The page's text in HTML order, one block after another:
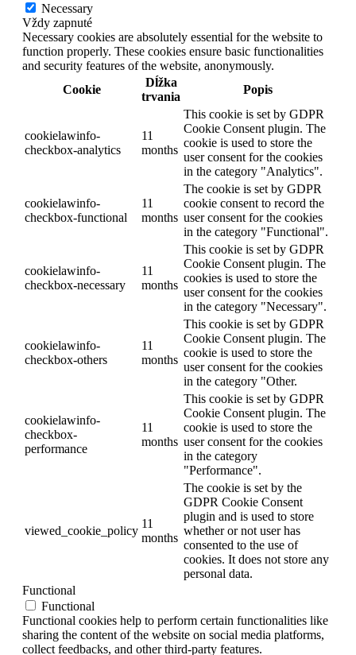
Necessary
Vždy zapnuté
Necessary cookies are absolutely essential for the website to
function properly. These cookies ensure basic functionalities
and security features of the website, anonymously.
Cookie
Dĺžka
trvania
Popis
cookielawinfo-
checkbox-analytics
11
months
This cookie is set by GDPR
Cookie Consent plugin. The
cookie is used to store the
user consent for the cookies
in the category "Analytics".
cookielawinfo-
checkbox-functional
11
months
The cookie is set by GDPR
cookie consent to record the
user consent for the cookies
in the category "Functional".
cookielawinfo-
checkbox-necessary
11
months
This cookie is set by GDPR
Cookie Consent plugin. The
cookies is used to store the
user consent for the cookies
in the category "Necessary".
cookielawinfo-
checkbox-others
11
months
This cookie is set by GDPR
Cookie Consent plugin. The
cookie is used to store the
user consent for the cookies
in the category "Other.
cookielawinfo-
checkbox-
performance
11
months
This cookie is set by GDPR
Cookie Consent plugin. The
cookie is used to store the
user consent for the cookies
in the category
"Performance".
viewed_cookie_policy
11
months
The cookie is set by the
GDPR Cookie Consent
plugin and is used to store
whether or not user has
consented to the use of
cookies. It does not store any
personal data.
Functional
Functional
Functional cookies help to perform certain functionalities like
sharing the content of the website on social media platforms,
collect feedbacks, and other third-party features.